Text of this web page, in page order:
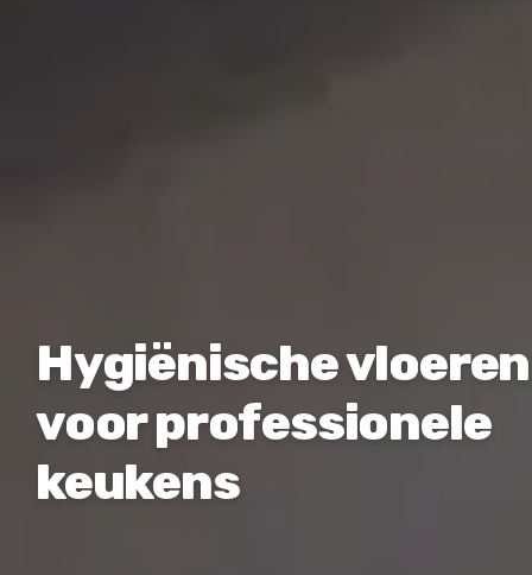
Hygiënische vloeren
voor professionele
keukens